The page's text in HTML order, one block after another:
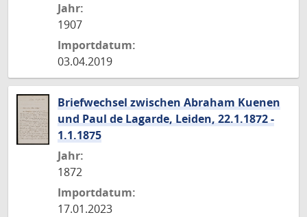
Jahr:
1907
Importdatum:
03.04.2019
Briefwechsel zwischen Abraham Kuenen
und Paul de Lagarde, Leiden, 22.1.1872 -
1.1.1875
Jahr:
1872
Importdatum:
17.01.2023